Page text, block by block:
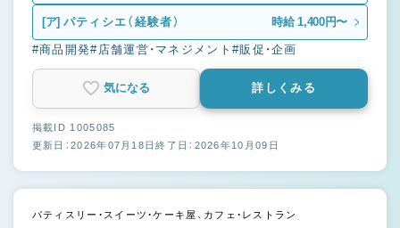
[ア] パティシエ（経験者） 時給 1,400円〜
#商品開発#店舗運営・マネジメント #販促・企画
気になる 詳しくみる
掲載ID 1005085
更新日：2026年07月18日終了日：2026年10月09日
パティスリー・スイーツ・ケーキ屋、カフェ・レストラン